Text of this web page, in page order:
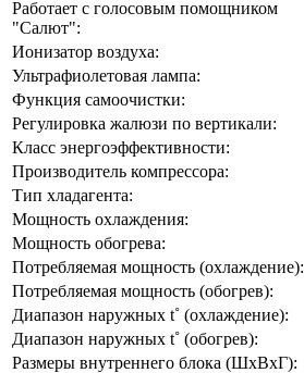
Работает с голосовым помощником
"Салют":
Ионизатор воздуха:
Ультрафиолетовая лампа:
Функция самоочистки:
Регулировка жалюзи по вертикали:
Класс энергоэффективности:
Производитель компрессора:
Тип хладагента:
Мощность охлаждения:
Мощность обогрева:
Потребляемая мощность (охлаждение):
Потребляемая мощность (обогрев):
Диапазон наружных t˚ (охлаждение):
Диапазон наружных t˚ (обогрев):
Размеры внутреннего блока (ШхВхГ):